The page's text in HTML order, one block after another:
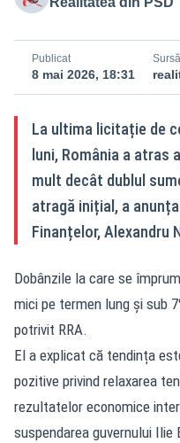
Publicat
8 mai 2026, 18:31
Sursă
La ultima licitație de
luni, România a atras
mult decât dublul
atragă inițial, a
Finanțelor, Alexandru
Dobânzile la care se
mici pe termen lung și sub
potrivit RRA.
El a explicat că tendința
pozitive privind relaxarea
rezultatelor economice
suspendarea guvernului Ilie